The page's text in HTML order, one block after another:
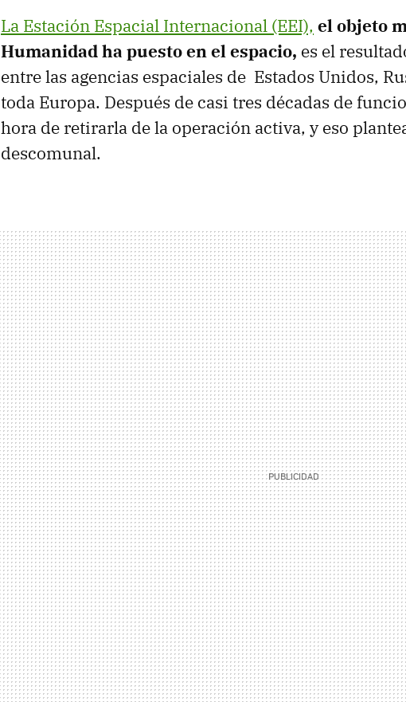
La Estación Espacial Internacional (EEI), el objeto
Humanidad ha puesto en el espacio, es el
entre las agencias espaciales de Estados Unidos,
toda Europa. Después de casi tres décadas de
hora de retirarla de la operación activa, y eso
descomunal.